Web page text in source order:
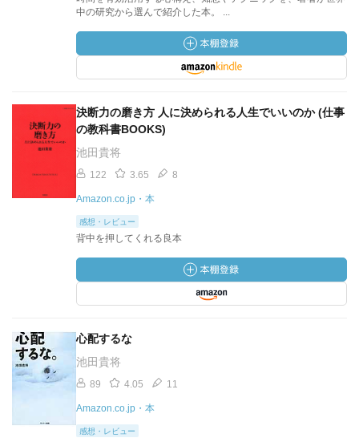
中の研究から選んで紹介した本。 ...
決断力の磨き方 人に決められる人生でいいのか (仕事
の教科書BOOKS)
池田貴将
122 3.65 8
Amazon.co.jp・本
感想・レビュー
背中を押してくれる良本
心配するな
池田貴将
89 4.05 11
Amazon.co.jp・本
感想・レビュー